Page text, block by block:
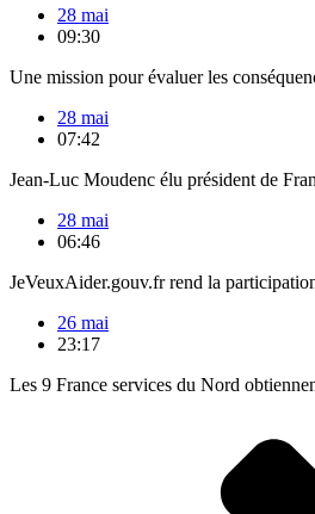
28 mai
09:30
Une mission pour évaluer les
28 mai
07:42
Jean-Luc Moudenc élu président de
28 mai
06:46
JeVeuxAider.gouv.fr rend la
26 mai
23:17
Les 9 France services du Nord